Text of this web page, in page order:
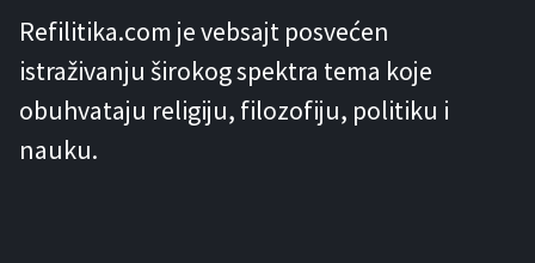
Refilitika.com je vebsajt posvećen
istraživanju širokog spektra tema koje
obuhvataju religiju, filozofiju, politiku i
nauku.